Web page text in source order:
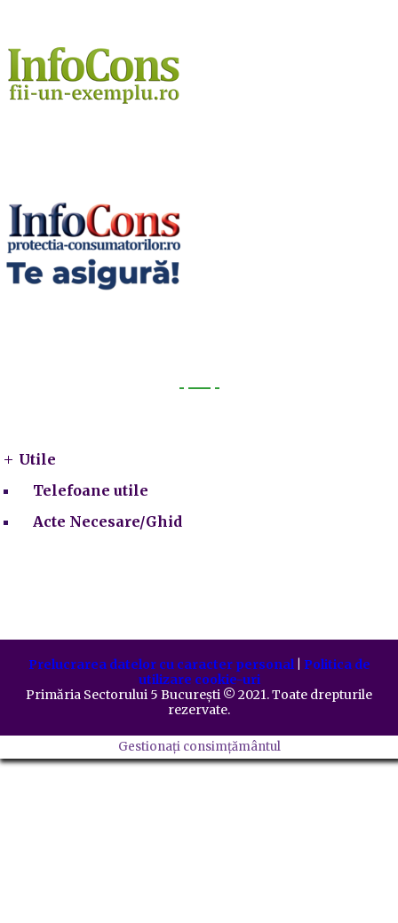
Utile
Telefoane utile
Acte Necesare/Ghid
Prelucrarea datelor cu caracter personal| Politica de
utilizare cookie-uri
Primăria Sectorului 5 București ©️ 2021. Toate drepturile
rezervate.
Gestionați consimțământul